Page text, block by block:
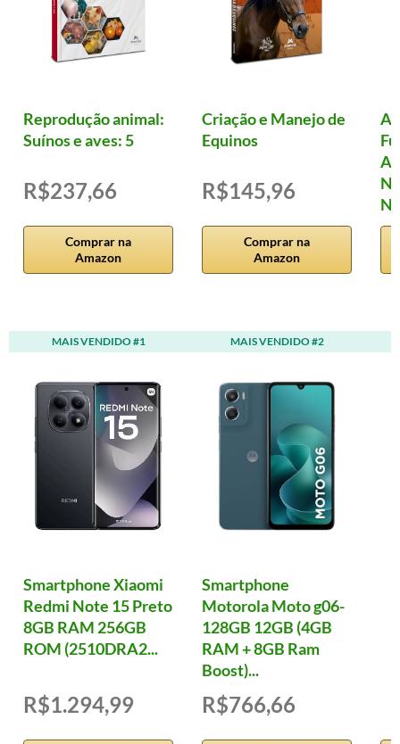
Reprodução animal:
Suínos e aves: 5
R$237,66
Comprar na
Amazon
Criação e Manejo de
Equinos
R$145,96
Comprar na
Amazon
MAIS VENDIDO #1
Smartphone Xiaomi
Redmi Note 15 Preto
8GB RAM 256GB
ROM (2510DRA2...
R$1.294,99
MAIS VENDIDO #2
Smartphone
Motorola Moto g06-
128GB 12GB (4GB
RAM + 8GB Ram
Boost)...
R$766,66